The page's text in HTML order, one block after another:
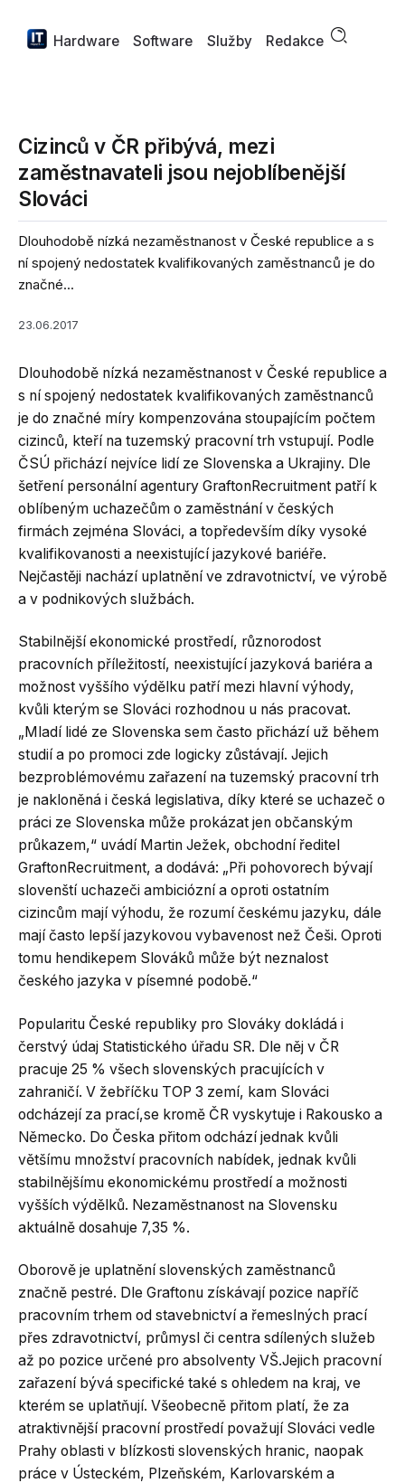
Hardware Software Služby Redakce
Cizinců v ČR přibývá, mezi
zaměstnavateli jsou nejoblíbenější
Slováci
Dlouhodobě nízká nezaměstnanost v České republice a s
ní spojený nedostatek kvalifikovaných zaměstnanců je do
značné...
23.06.2017
Dlouhodobě nízká nezaměstnanost v České republice a
s ní spojený nedostatek kvalifikovaných zaměstnanců
je do značné míry kompenzována stoupajícím počtem
cizinců, kteří na tuzemský pracovní trh vstupují. Podle
ČSÚ přichází nejvíce lidí ze Slovenska a Ukrajiny. Dle
šetření personální agentury GraftonRecruitment patří k
oblíbeným uchazečům o zaměstnání v českých
firmách zejména Slováci, a topředevším díky vysoké
kvalifikovanosti a neexistující jazykové bariéře.
Nejčastěji nachází uplatnění ve zdravotnictví, ve výrobě
a v podnikových službách.
Stabilnější ekonomické prostředí, různorodost
pracovních příležitostí, neexistující jazyková bariéra a
možnost vyššího výdělku patří mezi hlavní výhody,
kvůli kterým se Slováci rozhodnou u nás pracovat.
„Mladí lidé ze Slovenska sem často přichází už během
studií a po promoci zde logicky zůstávají. Jejich
bezproblémovému zařazení na tuzemský pracovní trh
je nakloněná i česká legislativa, díky které se uchazeč o
práci ze Slovenska může prokázat jen občanským
průkazem,“ uvádí Martin Ježek, obchodní ředitel
GraftonRecruitment, a dodává: „Při pohovorech bývají
slovenští uchazeči ambiciózní a oproti ostatním
cizincům mají výhodu, že rozumí českému jazyku, dále
mají často lepší jazykovou vybavenost než Češi. Oproti
tomu hendikepem Slováků může být neznalost
českého jazyka v písemné podobě.“
Popularitu České republiky pro Slováky dokládá i
čerstvý údaj Statistického úřadu SR. Dle něj v ČR
pracuje 25 % všech slovenských pracujících v
zahraničí. V žebříčku TOP 3 zemí, kam Slováci
odcházejí za prací,se kromě ČR vyskytuje i Rakousko a
Německo. Do Česka přitom odchází jednak kvůli
většímu množství pracovních nabídek, jednak kvůli
stabilnějšímu ekonomickému prostředí a možnosti
vyšších výdělků. Nezaměstnanost na Slovensku
aktuálně dosahuje 7,35 %.
Oborově je uplatnění slovenských zaměstnanců
značně pestré. Dle Graftonu získávají pozice napříč
pracovním trhem od stavebnictví a řemeslných prací
přes zdravotnictví, průmysl či centra sdílených služeb
až po pozice určené pro absolventy VŠ.Jejich pracovní
zařazení bývá specifické také s ohledem na kraj, ve
kterém se uplatňují. Všeobecně přitom platí, že za
atraktivnější pracovní prostředí považují Slováci vedle
Prahy oblasti v blízkosti slovenských hranic, naopak
práce v Ústeckém, Plzeňském, Karlovarském a